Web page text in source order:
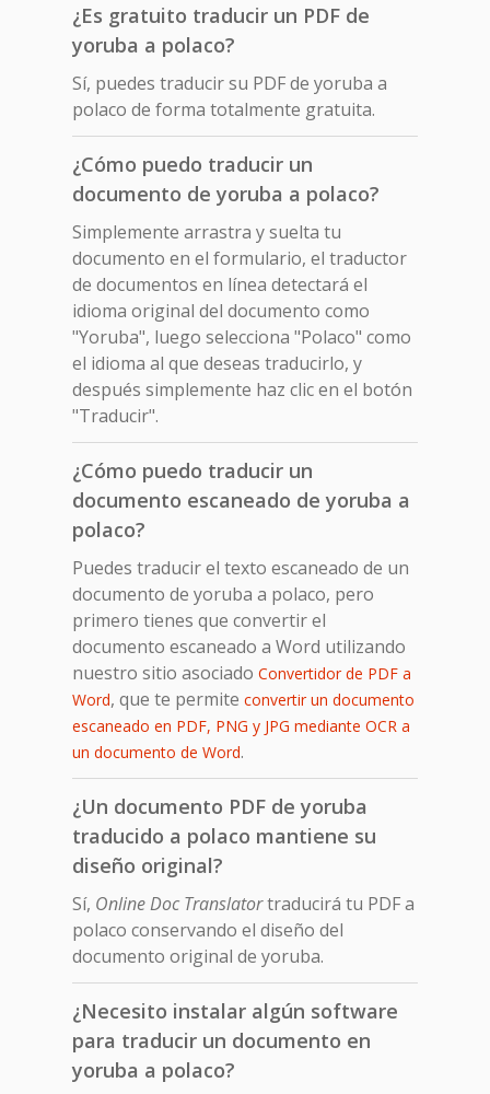
¿Es gratuito traducir un PDF de
yoruba a polaco?
Sí, puedes traducir su PDF de yoruba a
polaco de forma totalmente gratuita.
¿Cómo puedo traducir un
documento de yoruba a polaco?
Simplemente arrastra y suelta tu
documento en el formulario, el traductor
de documentos en línea detectará el
idioma original del documento como
"Yoruba", luego selecciona "Polaco" como
el idioma al que deseas traducirlo, y
después simplemente haz clic en el botón
"Traducir".
¿Cómo puedo traducir un
documento escaneado de yoruba a
polaco?
Puedes traducir el texto escaneado de un
documento de yoruba a polaco, pero
primero tienes que convertir el
documento escaneado a Word utilizando
nuestro sitio asociado Convertidor de PDF a
Word, que te permite convertir un documento
escaneado en PDF, PNG y JPG mediante OCR a
un documento de Word.
¿Un documento PDF de yoruba
traducido a polaco mantiene su
diseño original?
Sí, Online Doc Translatortraducirá tu PDF a
polaco conservando el diseño del
documento original de yoruba.
¿Necesito instalar algún software
para traducir un documento en
yoruba a polaco?